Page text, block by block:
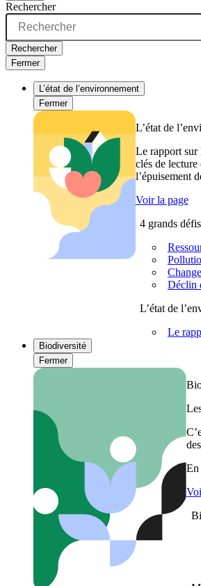
Rechercher
Rechercher
Fermer
L’état de l’environnement
Fermer
L’état de
Le rapport sur
clés de
l’épuisement
Voir la page
4 grands
Déclin
L’état de
Le
Biodiversité
Fermer
En